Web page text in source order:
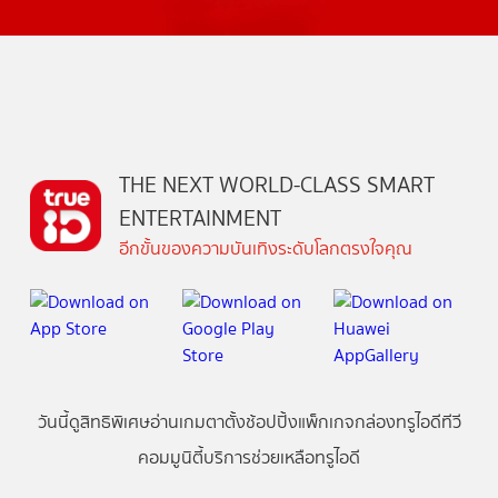
THE NEXT WORLD-CLASS SMART
ENTERTAINMENT
อีกขั้นของความบันเทิงระดับโลกตรงใจคุณ
วันนี้ดูสิทธิพิเศษอ่านเกมตาตั้งช้อปปิ้งแพ็กเกจกล่องทรูไอดีทีวี
คอมมูนิตี้บริการช่วยเหลือทรูไอดี